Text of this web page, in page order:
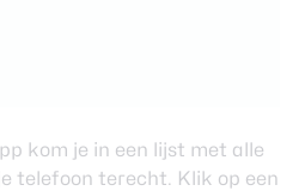
kom je in een lijst met alle
telefoon terecht. Klik op een